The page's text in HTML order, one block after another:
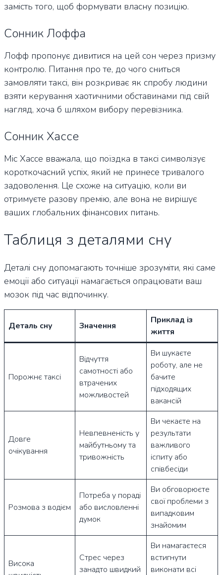
замість того, щоб формувати власну позицію.
Сонник Лоффа
Лофф пропонує дивитися на цей сон через призму
контролю. Питання про те, до чого сниться
замовляти таксі, він розкриває як спробу людини
взяти керування хаотичними обставинами під свій
нагляд, хоча б шляхом вибору перевізника.
Сонник Хассе
Міс Хассе вважала, що поїздка в таксі символізує
короткочасний успіх, який не принесе тривалого
задоволення. Це схоже на ситуацію, коли ви
отримуєте разову премію, але вона не вирішує
ваших глобальних фінансових питань.
Таблиця з деталями сну
Деталі сну допомагають точніше зрозуміти, які саме
емоції або ситуації намагається опрацювати ваш
мозок під час відпочинку.
Деталь сну Значення
Приклад із
життя
Порожнє таксі
Відчуття
самотності або
втрачених
можливостей
Ви шукаєте
роботу, але не
бачите
підходящих
вакансій
Довге
очікування
Невпевненість у
майбутньому та
тривожність
Ви чекаєте на
результати
важливого
іспиту або
співбесіди
Розмова з водієм
Потреба у пораді
або висловленні
думок
Ви обговорюєте
свої проблеми з
випадковим
знайомим
Висока
Стрес через
занадто швидкий
Ви намагаєтеся
встигнути
виконати всі